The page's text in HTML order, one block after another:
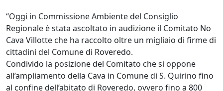
“Oggi in Commissione Ambiente del Consiglio
Regionale è stata ascoltato in audizione il Comitato No
Cava Villotte che ha raccolto oltre un migliaio di firme di
cittadini del Comune di Roveredo.
Condivido la posizione del Comitato che si oppone
all’ampliamento della Cava in Comune di S. Quirino fino
al confine dell’abitato di Roveredo, ovvero fino a 800